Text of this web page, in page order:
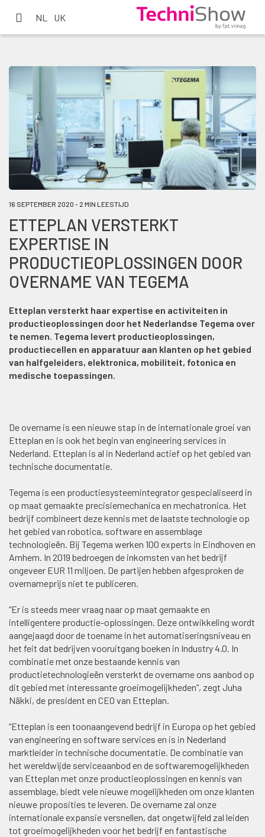
NL UK
16 SEPTEMBER 2020 - 2 MIN LEESTIJD
ETTEPLAN VERSTERKT
EXPERTISE IN
PRODUCTIEOPLOSSINGEN DOOR
OVERNAME VAN TEGEMA
Etteplan versterkt haar expertise en activiteiten in
productieoplossingen door het Nederlandse Tegema over
te nemen. Tegema levert productieoplossingen,
productiecellen en apparatuur aan klanten op het gebied
van halfgeleiders, elektronica, mobiliteit, fotonica en
medische toepassingen.
De overname is een nieuwe stap in de internationale groei van
Etteplan en is ook het begin van engineering services in
Nederland. Etteplan is al in Nederland actief op het gebied van
technische documentatie.
Tegema is een productiesysteemintegrator gespecialiseerd in
op maat gemaakte precisiemechanica en mechatronica. Het
bedrijf combineert deze kennis met de laatste technologie op
het gebied van robotica, software en assemblage
technologieën. Bij Tegema werken 100 experts in Eindhoven en
Arnhem. In 2019 bedroegen de inkomsten van het bedrijf
ongeveer EUR 11 miljoen. De partijen hebben afgesproken de
overnameprijs niet te publiceren.
“Er is steeds meer vraag naar op maat gemaakte en
intelligentere productie-oplossingen. Deze ontwikkeling wordt
aangejaagd door de toename in het automatiseringsniveau en
het feit dat bedrijven vooruitgang boeken in Industry 4.0. In
combinatie met onze bestaande kennis van
productietechnologieën versterkt de overname ons aanbod op
dit gebied met interessante groeimogelijkheden”, zegt Juha
Näkki, de president en CEO van Etteplan.
“Etteplan is een toonaangevend bedrijf in Europa op het gebied
van engineering en software services en is in Nederland
marktleider in technische documentatie. De combinatie van
het wereldwijde serviceaanbod en de softwaremogelijkheden
van Etteplan met onze productieoplossingen en kennis van
assemblage, biedt vele nieuwe mogelijkheden om onze klanten
nieuwe proposities te leveren. De overname zal onze
internationale expansie versnellen, dat ongetwijfeld zal leiden
tot groeimogelijkheden voor het bedrijf en fantastische